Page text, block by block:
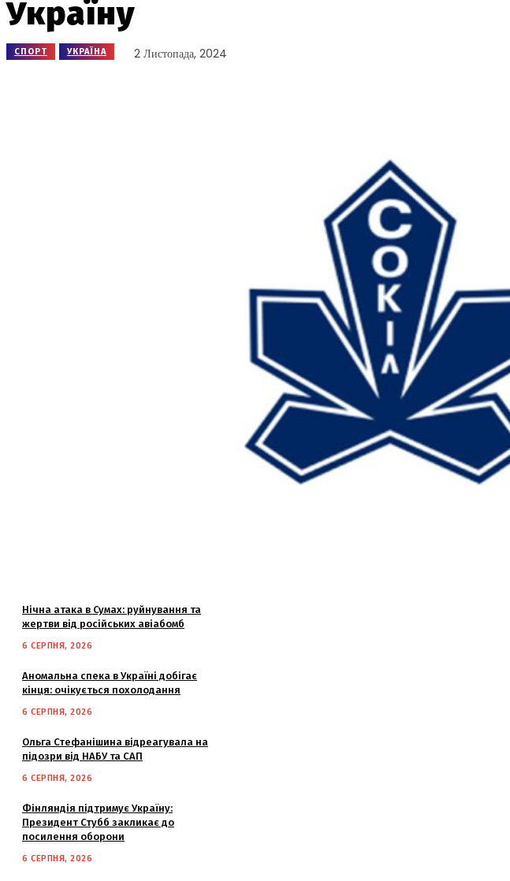
Україну
СПОРТ УКРАЇНА 2 Листопада, 2024
Нічна атака в Сумах: руйнування та
жертви від російських авіабомб
6 СЕРПНЯ, 2026
Аномальна спека в Україні добігає
кінця: очікується похолодання
6 СЕРПНЯ, 2026
Ольга Стефанішина відреагувала на
підозри від НАБУ та САП
6 СЕРПНЯ, 2026
Фінляндія підтримує Україну:
Президент Стубб закликає до
посилення оборони
6 СЕРПНЯ, 2026